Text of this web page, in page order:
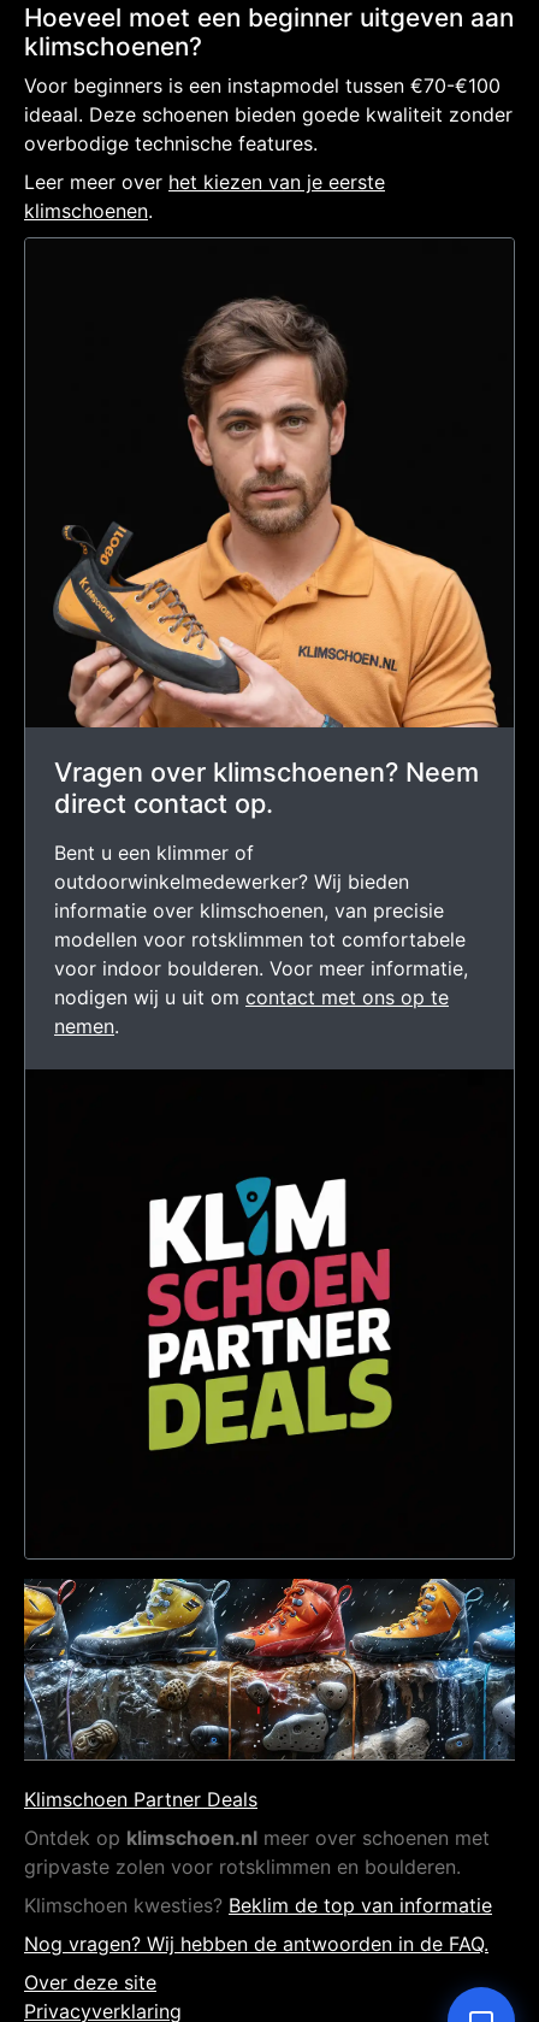
Hoeveel moet een beginner uitgeven aan
klimschoenen?
Voor beginners is een instapmodel tussen €70-€100
ideaal. Deze schoenen bieden goede kwaliteit zonder
overbodige technische features.
Leer meer over het kiezen van je eerste
klimschoenen.
Vragen over klimschoenen? Neem
direct contact op.
Bent u een klimmer of
outdoorwinkelmedewerker? Wij bieden
informatie over klimschoenen, van precisie
modellen voor rotsklimmen tot comfortabele
voor indoor boulderen. Voor meer informatie,
nodigen wij u uit om contact met ons op te
nemen.
Klimschoen Partner Deals
Ontdek op klimschoen.nl meer over schoenen met
gripvaste zolen voor rotsklimmen en boulderen.
Klimschoen kwesties? Beklim de top van informatie
Nog vragen? Wij hebben de antwoorden in de FAQ.
Over deze site
Privacyverklaring